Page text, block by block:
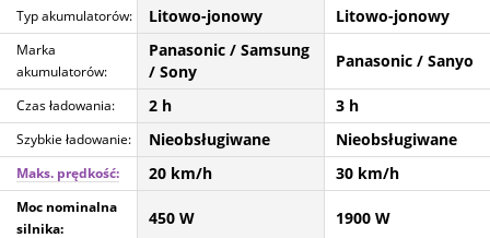
Typ akumulatorów: Litowo-jonowy Litowo-jonowy
Marka
akumulatorów:
Panasonic / Samsung
/ Sony
Panasonic / Sanyo
Czas ładowania: 2 h 3 h
Szybkie ładowanie: Nieobsługiwane Nieobsługiwane
Maks. prędkość: 20 km/h 30 km/h
Moc nominalna
silnika:
450 W 1900 W